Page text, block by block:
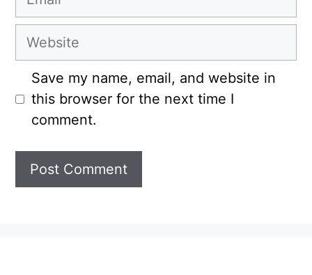
Website
Save my name, email, and website in
this browser for the next time I
comment.